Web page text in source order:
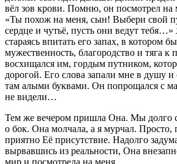
вёл зов крови. Помню, он посмотрел на
«Ты похож на меня, сын! Выбери свой
сердце и чутьё, пусть они ведут
стараясь впитать его запах, в котором
мужественность, благородство и тяга к
восхищался им, гордым путником,
дорогой. Его слова запали мне в душу и
там алыми буквами. Он попрощался с
не видели…
Тем же вечером пришла Она. Мы долго
о бок. Она молчала, а я мурчал.
приятно Её присутствие. Надолго
вырвавшись из реальности, Она